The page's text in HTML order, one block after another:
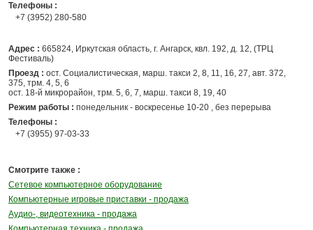
Телефоны :
+7 (3952) 280-580
Адрес : 665824, Иркутская область, г. Ангарск, квл. 192, д. 12, (ТРЦ
Фестиваль)
Проезд : ост. Социалистическая, марш. такси 2, 8, 11, 16, 27, авт. 372,
375, трм. 4, 5, 6
ост. 18-й микрорайон, трм. 5, 6, 7, марш. такси 8, 19, 40
Режим работы : понедельник - воскресенье 10-20 , без перерыва
Телефоны :
+7 (3955) 97-03-33
Смотрите также :
Сетевое компьютерное оборудование
Компьютерные игровые приставки - продажа
Аудио-, видеотехника - продажа